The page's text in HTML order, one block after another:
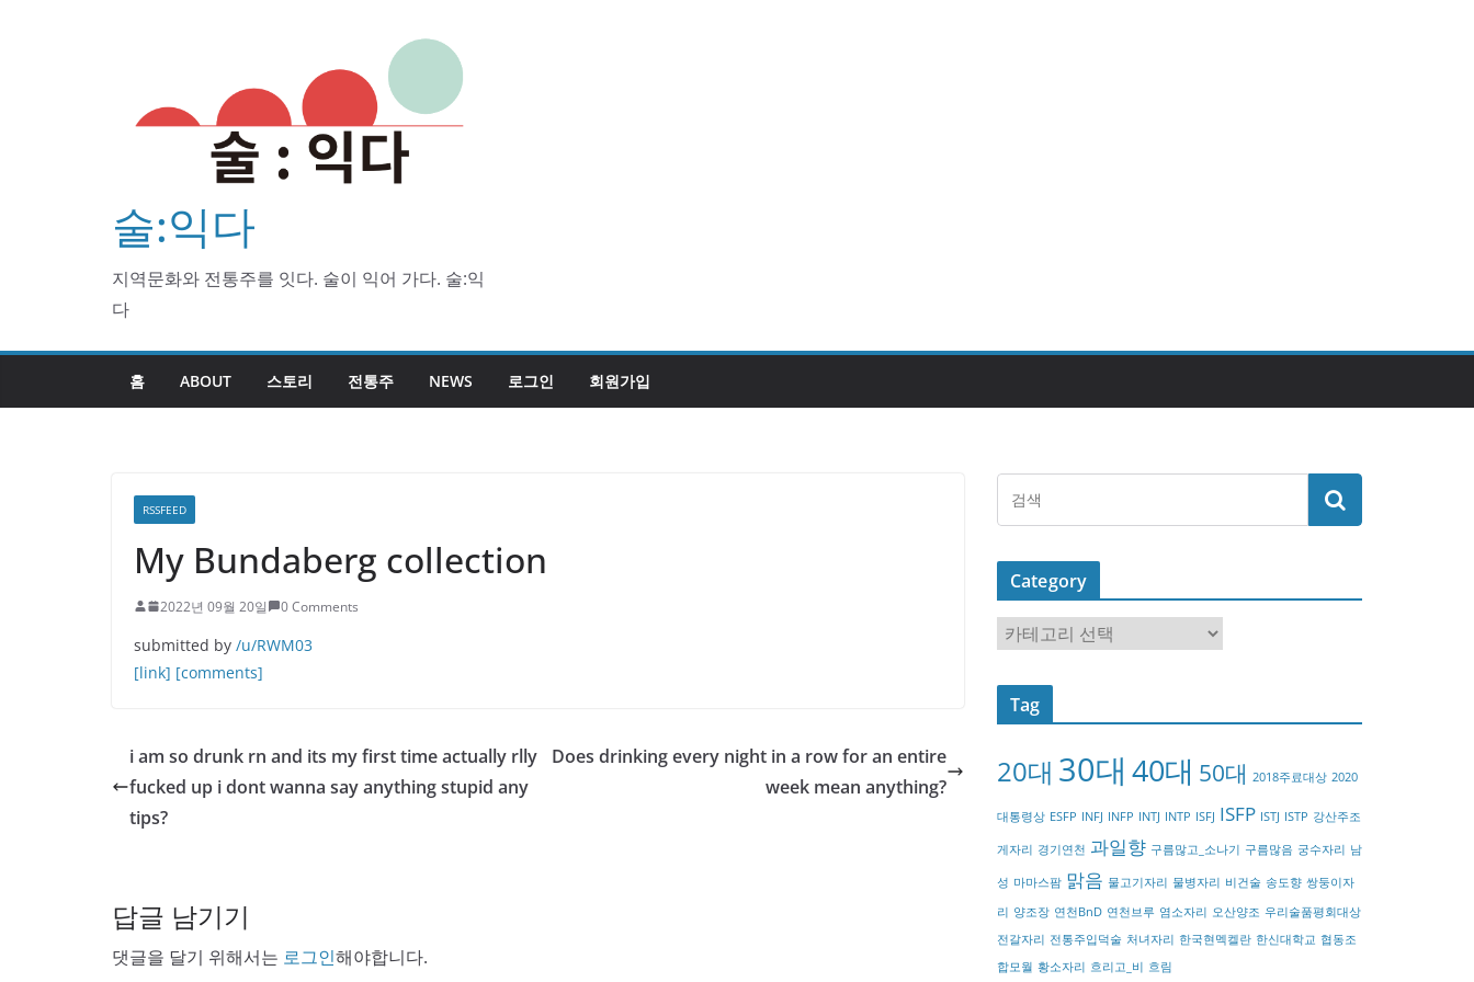
술:익다
지역문화와 전통주를 잇다. 술이 익어 가다. 술:익
다
홈 ABOUT 스토리 전통주 NEWS 로그인 회원가입
RSSFEED
My Bundaberg collection
2022년 09월 20일 0 Comments
submitted by /u/RWM03
[link] [comments]
i am so drunk rn and its my first time actually rlly
fucked up i dont wanna say anything stupid any
tips?
Does drinking every night in a row for an entire
week mean anything?
답글 남기기
댓글을 달기 위해서는 로그인해야합니다.
Category
a
t
o
y
Tag
20대 30대 40대 50대 2018주료대상 2020
대통령상 ESFP INFJ INFP INTJ INTP ISFJ ISFP ISTJ ISTP 강산주조
게자리 경기연천 과일향 구름많고_소나기 구름많음 궁수자리 남
성 마마스팜 맑음 물고기자리 물병자리 비건술 송도향 쌍둥이자
리 양조장 연천BnD 연천브루 염소자리 오산양조 우리술품평회대상
전갈자리 전통주입덕술 처녀자리 한국현멕켈란 한신대학교 협동조
합모월 황소자리 흐리고_비 흐림